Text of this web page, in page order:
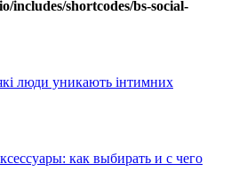
includes/shortcodes/bs-social-
люди уникають інтимних
как выбирать и с чего